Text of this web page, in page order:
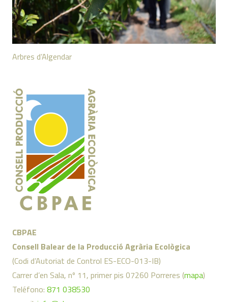
Arbres d’Algendar
CBPAE
Consell Balear de la Producció Agrària Ecològica
(Codi d’Autoriat de Control ES-ECO-013-IB)
Carrer d’en Sala, nº 11, primer pis 07260 Porreres (mapa)
Teléfono: 871 038530